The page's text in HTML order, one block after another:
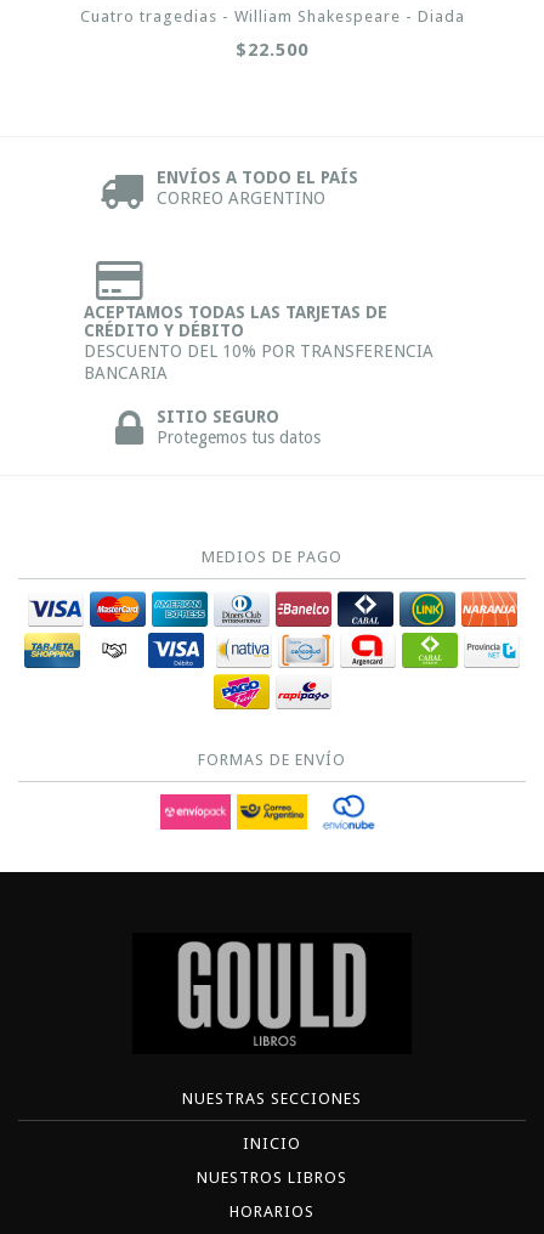
Cuatro tragedias - William Shakespeare - Diada
$22.500
ENVÍOS A TODO EL PAÍS
CORREO ARGENTINO
ACEPTAMOS TODAS LAS TARJETAS DE
CRÉDITO Y DÉBITO
DESCUENTO DEL 10% POR TRANSFERENCIA
BANCARIA
SITIO SEGURO
Protegemos tus datos
MEDIOS DE PAGO
FORMAS DE ENVÍO
NUESTRAS SECCIONES
INICIO
NUESTROS LIBROS
HORARIOS